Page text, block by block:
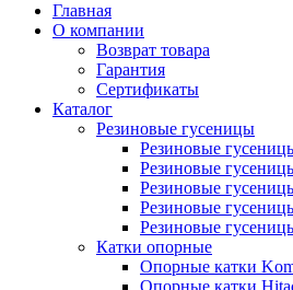
Главная
О компании
Возврат товара
Гарантия
Сертификаты
Каталог
Резиновые гусеницы
Резиновые
Резиновые
Резиновые
Резиновые
Резиновые
Катки опорные
Опорные катки
Опорные катки